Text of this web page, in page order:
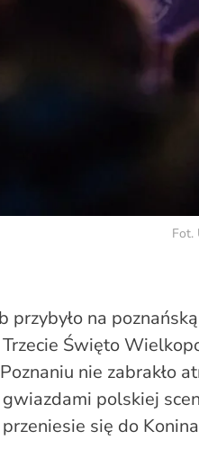
Fot.
przybyło na
Święto
nie zabrakło
polskiej
się do